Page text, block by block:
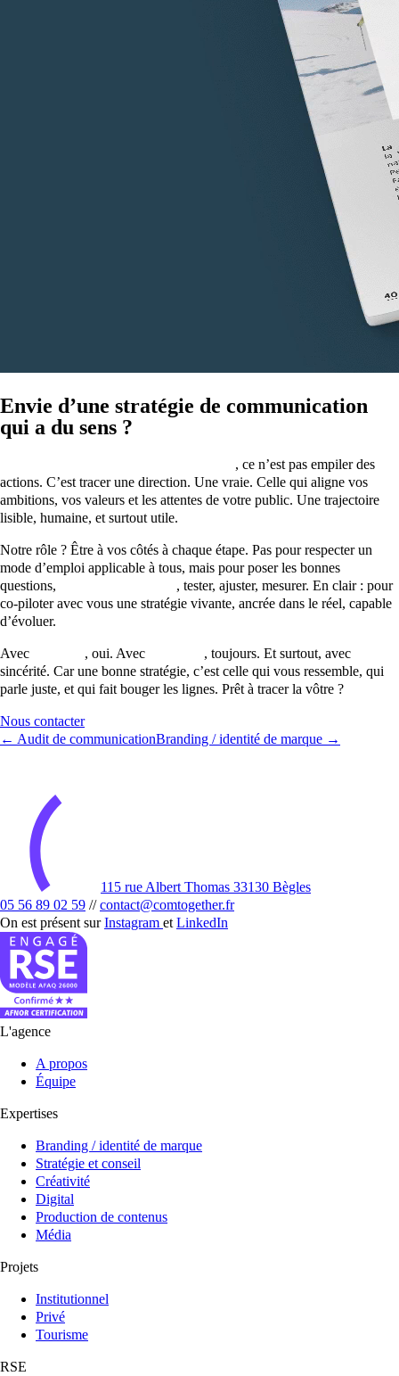
Envie d’une stratégie de communication
qui a du sens ?
, ce n’est pas empiler des
actions. C’est tracer une direction. Une vraie. Celle qui aligne vos
ambitions, vos valeurs et les attentes de votre public. Une trajectoire
lisible, humaine, et surtout utile.
Notre rôle ? Être à vos côtés à chaque étape. Pas pour respecter un
mode d’emploi applicable à tous, mais pour poser les bonnes
questions,
, tester, ajuster, mesurer. En clair : pour
co-piloter avec vous une stratégie vivante, ancrée dans le réel, capable
d’évoluer.
Avec , oui. Avec
, toujours. Et surtout, avec
sincérité. Car une bonne stratégie, c’est celle qui vous ressemble, qui
parle juste, et qui fait bouger les lignes. Prêt à tracer la vôtre ?
Nous contacter
← Audit de communicationBranding / identité de marque →
115 rue Albert Thomas 33130 Bègles
05 56 89 02 59 // contact@comtogether.fr
On est présent surInstagram et LinkedIn
L'agence
A propos
Équipe
Expertises
Branding / identité de marque
Stratégie et conseil
Créativité
Digital
Production de contenus
Média
Projets
Institutionnel
Privé
Tourisme
RSE